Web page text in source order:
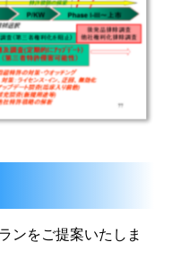
ンをご提案いたしま